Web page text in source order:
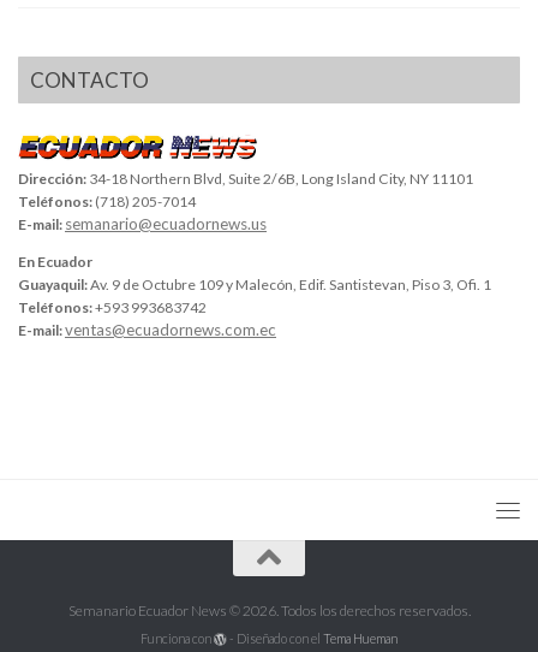
CONTACTO
Dirección: 34-18 Northern Blvd, Suite 2/6B, Long Island City, NY 11101
Teléfonos: (718) 205-7014
E-mail: semanario@ecuadornews.us
En Ecuador
Guayaquil:Av. 9 de Octubre 109 y Malecón, Edif. Santistevan, Piso 3, Ofi. 1
Teléfonos:+593 993683742
E-mail:ventas@ecuadornews.com.ec
Semanario Ecuador News © 2026. Todos los derechos reservados.
Funciona con - Diseñado con el Tema Hueman